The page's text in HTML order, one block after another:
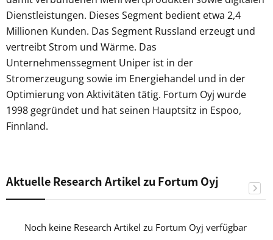
Dienstleistungen. Dieses Segment bedient etwa 2,4
Millionen Kunden. Das Segment Russland erzeugt und
vertreibt Strom und Wärme. Das
Unternehmenssegment Uniper ist in der
Stromerzeugung sowie im Energiehandel und in der
Optimierung von Aktivitäten tätig. Fortum Oyj wurde
1998 gegründet und hat seinen Hauptsitz in Espoo,
Finnland.
Aktuelle Research Artikel zu Fortum Oyj
Noch keine Research Artikel zu Fortum Oyj verfügbar